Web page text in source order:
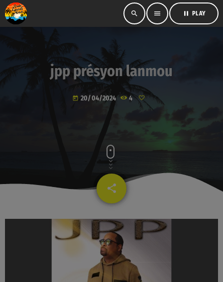
search menu pause PLAY
jpp présyon lanmou
today 20/04/2024 4
share
email